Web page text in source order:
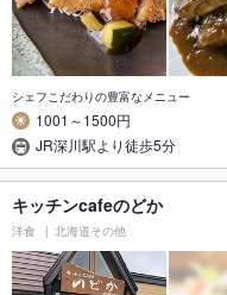
シェフこだわりの豊富なメニュー
1001～1500円
JR深川駅より徒歩5分
キッチンcafeのどか
洋食 北海道その他